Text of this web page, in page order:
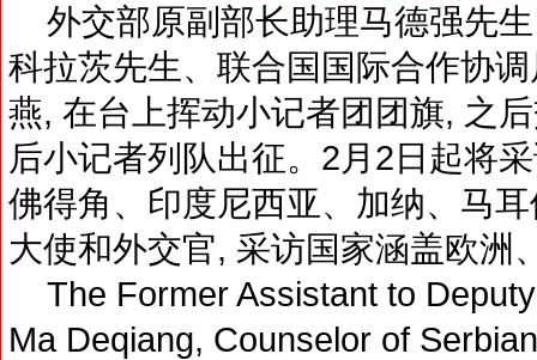
外交部原副部长助理马德强先
科拉茨先生、联合国国际合作协
燕, 在台上挥动小记者团团旗, 之
后小记者列队出征。2月2日起将
佛得角、印度尼西亚、加纳、马
大使和外交官, 采访国家涵盖欧洲
The Former Assistant to
Ma Deqiang, Counselor of